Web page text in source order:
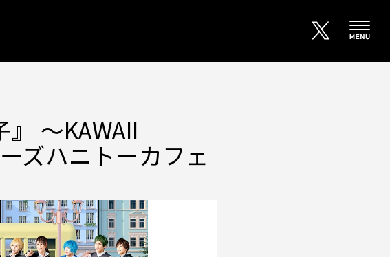
～KAWAII
ズハニトーカフェ